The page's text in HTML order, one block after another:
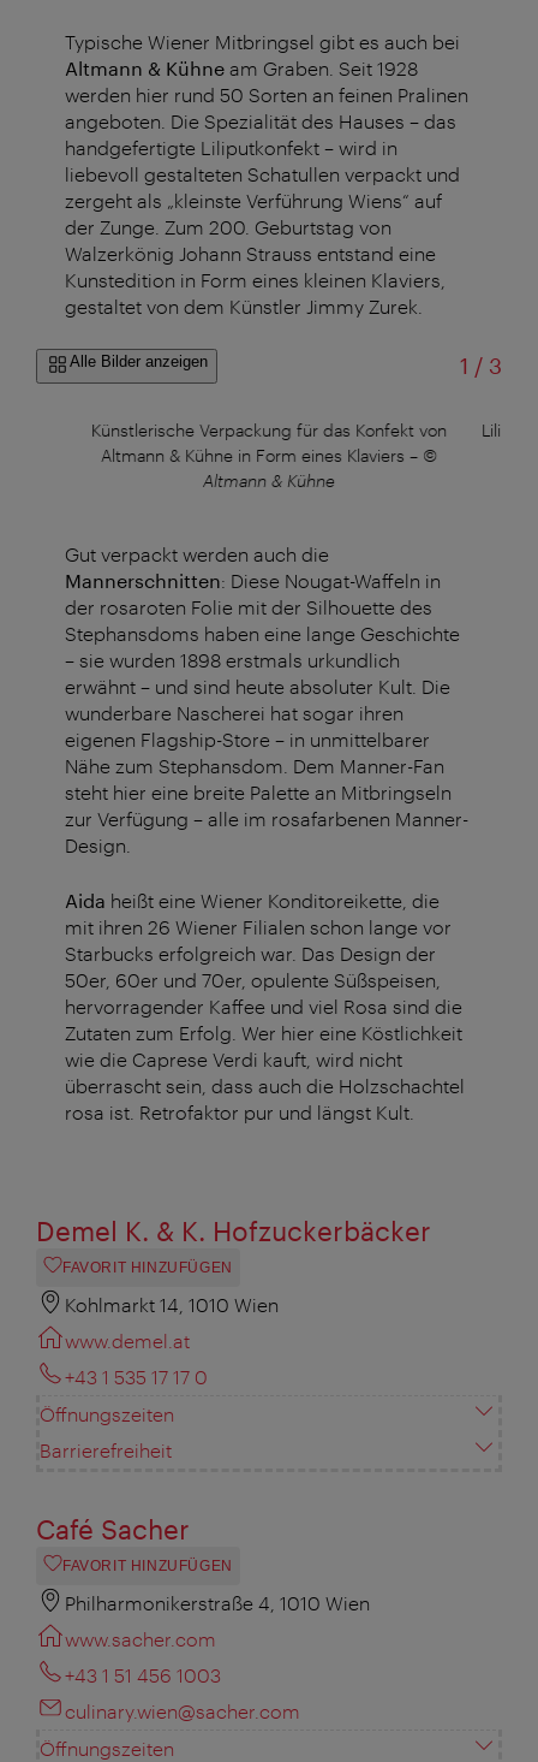
Typische Wiener Mitbringsel gibt es auch bei
Altmann & Kühne am Graben. Seit 1928
werden hier rund 50 Sorten an feinen Pralinen
angeboten. Die Spezialität des Hauses – das
handgefertigte Liliputkonfekt – wird in
liebevoll gestalteten Schatullen verpackt und
zergeht als „kleinste Verführung Wiens“ auf
der Zunge. Zum 200. Geburtstag von
Walzerkönig Johann Strauss entstand eine
Kunstedition in Form eines kleinen Klaviers,
gestaltet von dem Künstler Jimmy Zurek.
Alle Bilder anzeigen 1 /von
3
Künstlerische Verpackung für das Konfekt von
Altmann & Kühne in Form eines Klaviers – ©
Altmann & Kühne
Liliput-
Gut verpackt werden auch die
Mannerschnitten: Diese Nougat-Waffeln in
der rosaroten Folie mit der Silhouette des
Stephansdoms haben eine lange Geschichte
– sie wurden 1898 erstmals urkundlich
erwähnt – und sind heute absoluter Kult. Die
wunderbare Nascherei hat sogar ihren
eigenen Flagship-Store – in unmittelbarer
Nähe zum Stephansdom. Dem Manner-Fan
steht hier eine breite Palette an Mitbringseln
zur Verfügung – alle im rosafarbenen Manner-
Design.
Aida heißt eine Wiener Konditoreikette, die
mit ihren 26 Wiener Filialen schon lange vor
Starbucks erfolgreich war. Das Design der
50er, 60er und 70er, opulente Süßspeisen,
hervorragender Kaffee und viel Rosa sind die
Zutaten zum Erfolg. Wer hier eine Köstlichkeit
wie die Caprese Verdi kauft, wird nicht
überrascht sein, dass auch die Holzschachtel
rosa ist. Retrofaktor pur und längst Kult.
Demel K. & K. Hofzuckerbäcker
FAVORIT HINZUFÜGEN
Kohlmarkt 14, 1010 Wien
www.demel.at
+43 1 535 17 17 0
Öffnungszeiten
Barrierefreiheit
Café Sacher
FAVORIT HINZUFÜGEN
Philharmonikerstraße 4, 1010 Wien
www.sacher.com
+43 1 51 456 1003
culinary.wien@sacher.com
Öffnungszeiten